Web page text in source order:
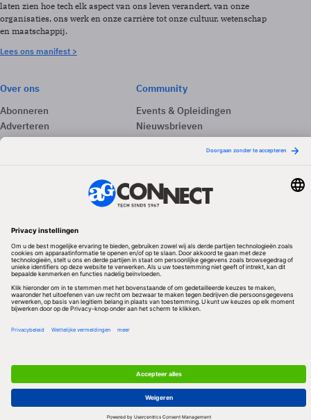
laten zien hoe tech elk aspect van ons leven verandert, van onze
organisaties, ons werk en onze carrière tot onze cultuur, wetenschap
en maatschappij.
Lees ons manifest >
Over ons
Abonneren
Adverteren
Contact
Community
Events & Opleidingen
Nieuwsbrieven
Vacatures
Redactionele partner